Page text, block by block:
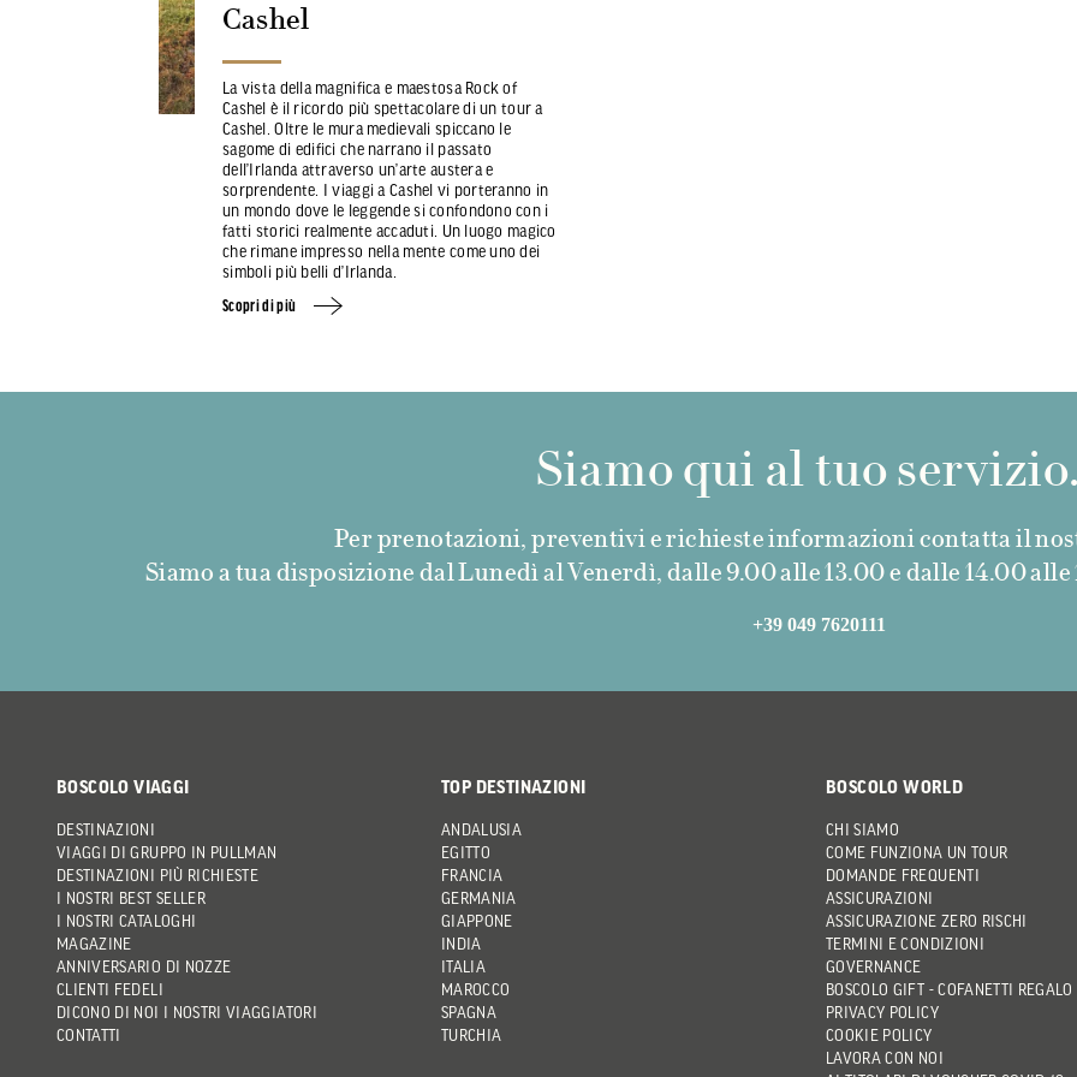
Cashel
La vista della magnifica e maestosa Rock of
Cashel è il ricordo più spettacolare di un tour a
Cashel. Oltre le mura medievali spiccano le
sagome di edifici che narrano il passato
dell’Irlanda attraverso un’arte austera e
sorprendente. I viaggi a Cashel vi porteranno in
un mondo dove le leggende si confondono con i
fatti storici realmente accaduti. Un luogo magico
che rimane impresso nella mente come uno dei
simboli più belli d’Irlanda.
Scopri di più
Siamo qui al tuo servizio.
Per prenotazioni, preventivi e richieste informazioni contatta il
Siamo a tua disposizione dal Lunedì al Venerdì, dalle 9.00 alle 13.00 e dalle 14.00
+39 049 7620111
BOSCOLO VIAGGI
DESTINAZIONI
VIAGGI DI GRUPPO IN PULLMAN
DESTINAZIONI PIÙ RICHIESTE
I NOSTRI BEST SELLER
I NOSTRI CATALOGHI
MAGAZINE
ANNIVERSARIO DI NOZZE
CLIENTI FEDELI
DICONO DI NOI I NOSTRI VIAGGIATORI
CONTATTI
TOP DESTINAZIONI
ANDALUSIA
EGITTO
FRANCIA
GERMANIA
GIAPPONE
INDIA
ITALIA
MAROCCO
SPAGNA
TURCHIA
BOSCOLO WORLD
CHI SIAMO
COME FUNZIONA UN TOUR
DOMANDE FREQUENTI
ASSICURAZIONI
ASSICURAZIONE ZERO RISCHI
TERMINI E CONDIZIONI
GOVERNANCE
BOSCOLO GIFT - COFANETTI REGALO
PRIVACY POLICY
COOKIE POLICY
LAVORA CON NOI